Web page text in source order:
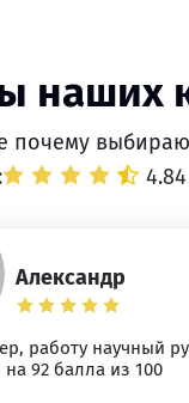
наших
почему
Александр
работу научный
92 балла из 100